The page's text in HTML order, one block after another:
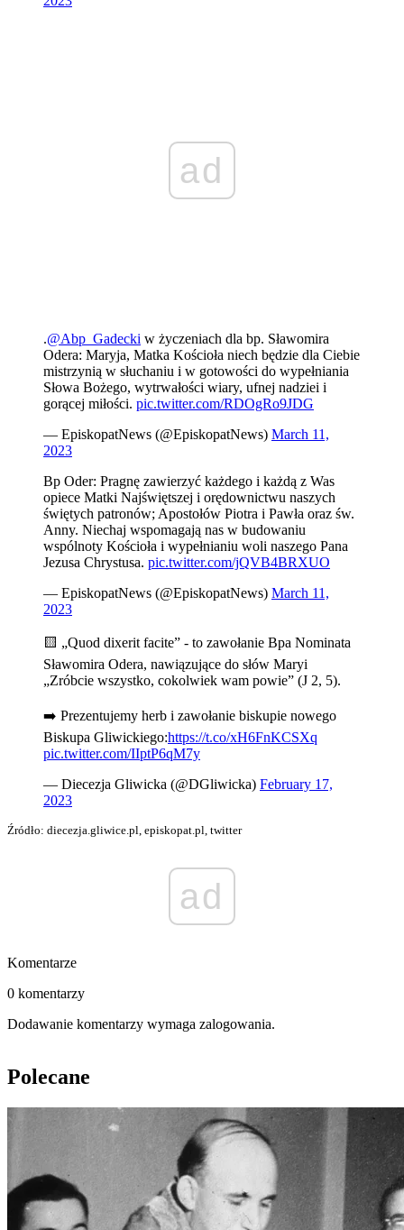
ad
.@Abp_Gadecki w życzeniach dla bp. Sławomira
Odera: Maryja, Matka Kościoła niech będzie dla Ciebie
mistrzynią w słuchaniu i w gotowości do wypełniania
Słowa Bożego, wytrwałości wiary, ufnej nadziei i
gorącej miłości. pic.twitter.com/RDOgRo9JDG
— EpiskopatNews (@EpiskopatNews) March 11,
2023
Bp Oder: Pragnę zawierzyć każdego i każdą z Was
opiece Matki Najświętszej i orędownictwu naszych
świętych patronów; Apostołów Piotra i Pawła oraz św.
Anny. Niechaj wspomagają nas w budowaniu
wspólnoty Kościoła i wypełnianiu woli naszego Pana
Jezusa Chrystusa. pic.twitter.com/jQVB4BRXUO
— EpiskopatNews (@EpiskopatNews) March 11,
2023
🟨 „Quod dixerit facite” - to zawołanie Bpa Nominata
Sławomira Odera, nawiązujące do słów Maryi
„Zróbcie wszystko, cokolwiek wam powie” (J 2, 5).
➡️ Prezentujemy herb i zawołanie biskupie nowego
Biskupa Gliwickiego:https://t.co/xH6FnKCSXq
pic.twitter.com/IIptP6qM7y
— Diecezja Gliwicka (@DGliwicka) February 17,
2023
Źródło: diecezja.gliwice.pl, episkopat.pl, twitter
ad
Komentarze
0 komentarzy
Dodawanie komentarzy wymaga zalogowania.
Polecane